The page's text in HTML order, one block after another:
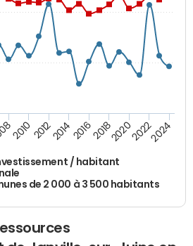
/ habitant
de 2 000 à 3 500 habitants
2010 2012201420162018202020222024